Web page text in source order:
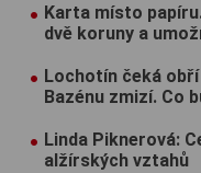
Karta místo
dvě koruny a
Lochotín čeká
Bazénu zmizí. Co
Linda Piknerová:
alžírských vztahů